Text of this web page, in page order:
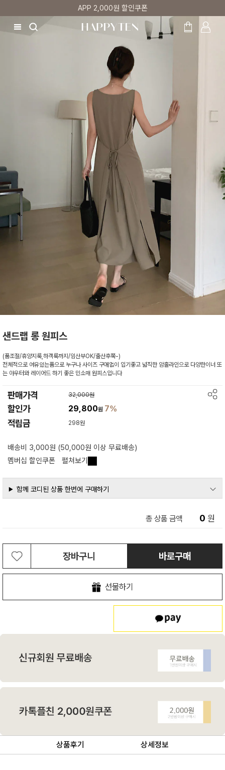
첫 구매 5% 감사쿠폰
샌드랩 롱 원피스
(품조절/휴양지룩,하객룩까지/임산부OK/출산후쭉-)
전체적으로 여유있는품으로 누구나 사이즈 구애없이 입기좋고 넓직한 암홀라인으로 다양한이너 또
는 아우터와 레이어드 하기 좋은 민소매 원피스입니다
판매가격 32,000원
할인가 29,800원 7%
적립금 298원
배송비 3,000원 (50,000원 이상 무료배송)
멤버십 할인쿠폰
펼쳐보기
함께 코디된 상품 한번에 구매하기
총 상품 금액 0 원
장바구니 바로구매
선물하기
상품후기 상세정보